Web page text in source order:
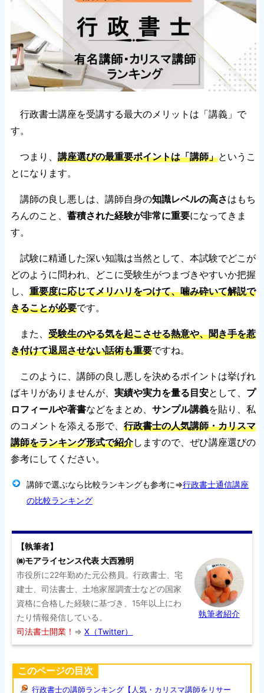
行政書士講座を受講する最大のメリットは「講義」で
す。
つまり、 講座選びの最重要ポイントは「講師」というこ
とになります。
講師の良し悪しは、講師自身の知識レベルの高さはもち
ろんのこと、 蓄積された経験が非常に重要になってきま
す。
試験に精通した深い知識は当然として、本試験でどこが
どのように問われ、どこに受験生がつまづきやすいか把握
し、 重要度に応じてメリハリをつけて、噛み砕いて解説で
きることが必要です。
また、 受験生のやる気を起こさせる熱意や、聞き手を惹
き付けて退屈させない話術も重要ですね。
このように、講師の良し悪しを決めるポイントは挙げれ
ばキリがありませんが、 実績や実力を量る目安として、 プ
ロフィールや著書などをまとめ、 サンプル講義を貼り、私
のコメントを添える形で、 行政書士の人気講師・カリスマ
講師をランキング形式で紹介しますので、ぜひ講座選びの
参考にしてください。
講師で選ぶなら比較ランキングも参考に⇒行政書士通信講座
の比較ランキング
【執筆者】
㈱モアライセンス代表 大西雅明
市役所に22年勤めた元公務員。行政書士、宅
建士、司法書士、土地家屋調査士などの国家
資格に合格した経験に基づき、15年以上にわ
たり情報発信している。
司法書士開業！ ⇒X（Twitter）
執筆者紹介
このページの目次
行政書士の講師ランキング【人気・カリスマ講師をリサー